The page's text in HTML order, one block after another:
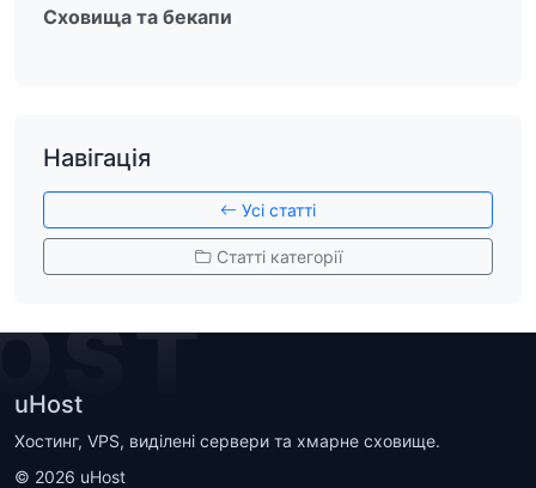
Сховища та бекапи
Навігація
Усі статті
Статті категорії
uHost
Хостинг, VPS, виділені сервери та хмарне сховище.
© 2026 uHost